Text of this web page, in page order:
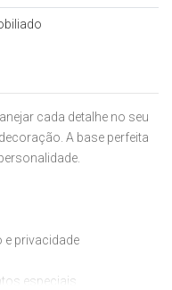
cada detalhe no seu
A base perfeita
e privacidade
especiais